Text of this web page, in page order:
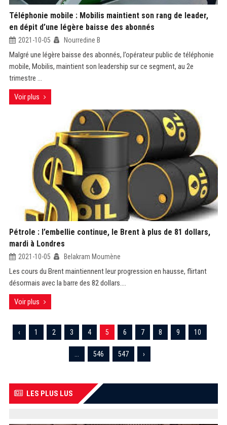
Téléphonie mobile : Mobilis maintient son rang de leader,
en dépit d’une légère baisse des abonnés
2021-10-05 Nourredine B
Malgré une légère baisse des abonnés, l’opérateur public de téléphonie
mobile, Mobilis, maintient son leadership sur ce segment, au 2e
trimestre ...
Voir plus
Pétrole : l’embellie continue, le Brent à plus de 81 dollars,
mardi à Londres
2021-10-05 Belakram Moumène
Les cours du Brent maintiennent leur progression en hausse, flirtant
désormais avec la barre des 82 dollars....
Voir plus
‹ 1 2 3 4 5 6 7 8 9 10
546 547 ›
LES PLUS LUS